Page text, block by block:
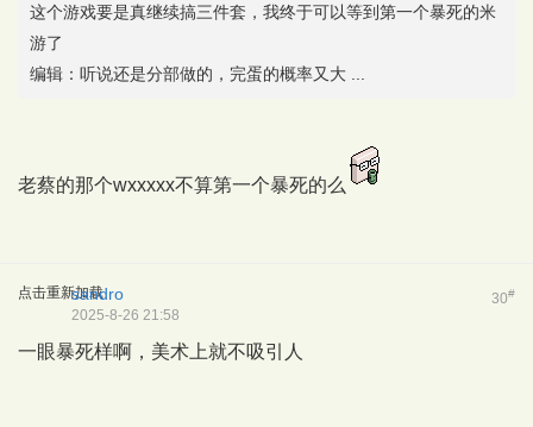
这个游戏要是真继续搞三件套，我终于可以等到第一个暴死的米
游了
编辑：听说还是分部做的，完蛋的概率又大 ...
老蔡的那个wxxxxx不算第一个暴死的么
点击重新加载 30#
sandro
2025-8-26 21:58
一眼暴死样啊，美术上就不吸引人